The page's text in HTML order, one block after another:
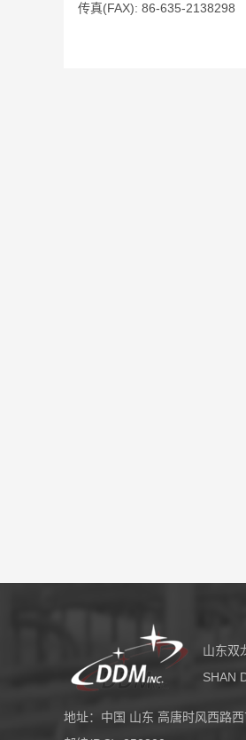
传真(FAX): 86-635-2138298
山东双
SHAN
地址：中国 山东 高唐时风西路